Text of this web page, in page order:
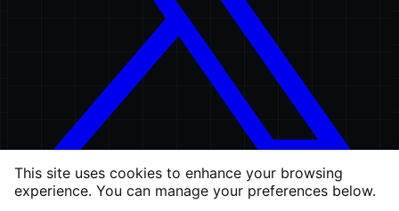
permalink
This site uses cookies to enhance your browsing
experience. You can manage your preferences below.